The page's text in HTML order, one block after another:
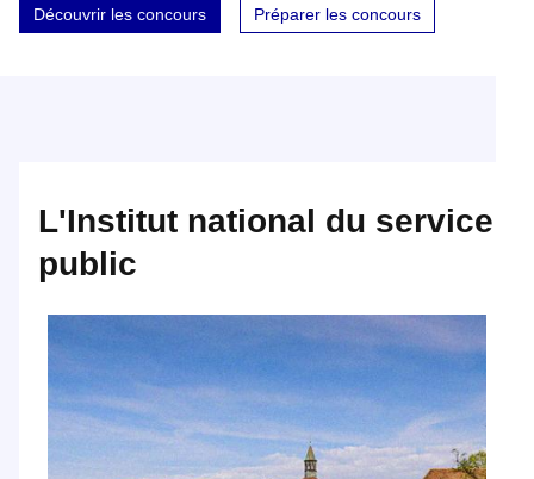
Découvrir les concours Préparer les concours
L'Institut national du service
public